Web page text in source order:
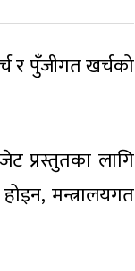
र पुँजीगत खर्चको
प्रस्तुतका लागि
मन्त्रालयगत